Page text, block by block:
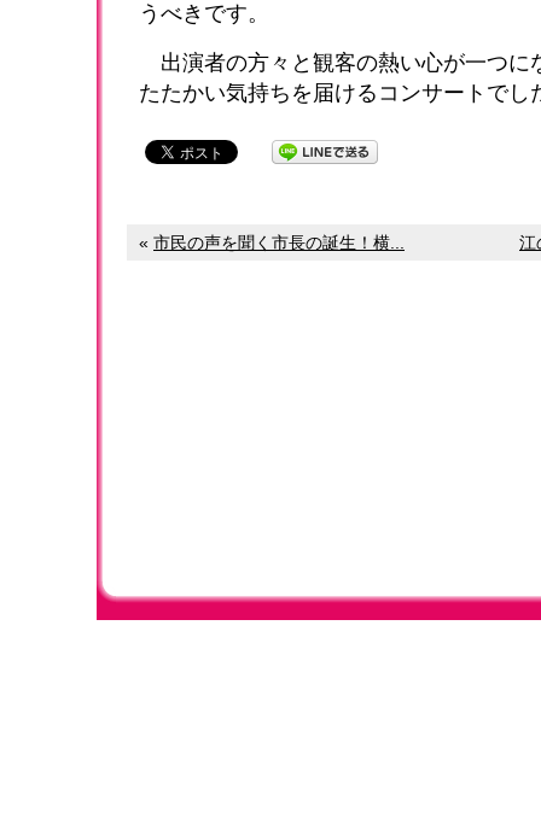
うべきです。
出演者の方々と観客の熱い心が一つに
たたかい気持ちを届けるコンサートでし
« 市民の声を聞く市長の誕生！横... 江